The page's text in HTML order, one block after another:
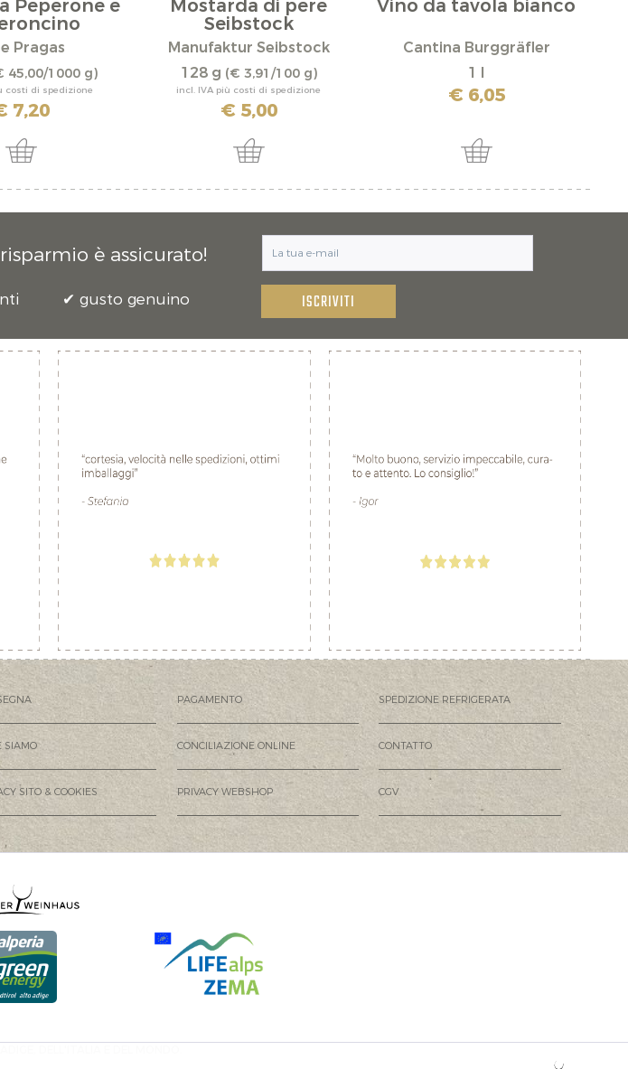
Peperone e
Pragas
45,00/1000 g)
costi di spedizione
7,20
Mostarda di pere
Seibstock
Manufaktur Seibstock
128 g (€ 3,91/100 g)
incl. IVA più costi di spedizione
€ 5,00
Vino da tavola bianco
Cantina Burggräfler
1 l
€ 6,05
è assicurato!
gusto genuino ISCRIVITI
PAGAMENTO SPEDIZIONE REFRIGERATA
SIAMO CONCILIAZIONE ONLINE CONTATTO
SITO & COOKIES PRIVACY WEBSHOP CGV